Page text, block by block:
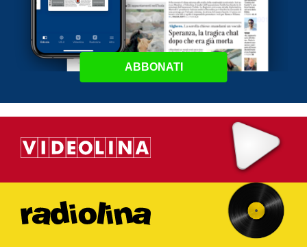
ABBONATI